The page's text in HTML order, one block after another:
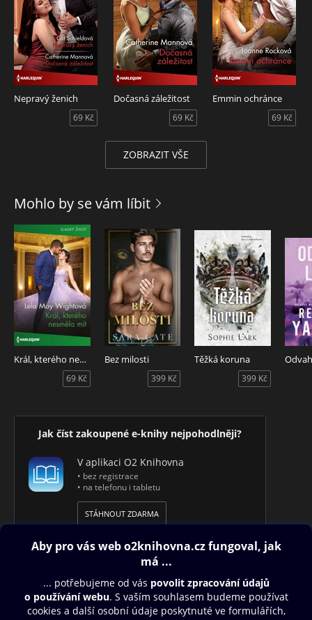
Nepravý ženich
69 Kč
Dočasná záležitost
69 Kč
Emmin ochránce
69 Kč
ZOBRAZIT VŠE
Mohlo by se vám líbit
Král, kterého nesměla mít
69 Kč
Bez milosti
399 Kč
Těžká koruna
399 Kč
Jak číst zakoupené e-knihy nejpohodlněji?
V aplikaci O2 Knihovna
• bez registrace
• na telefonu i tabletu
STÁHNOUT ZDARMA
Obsah ke stažení